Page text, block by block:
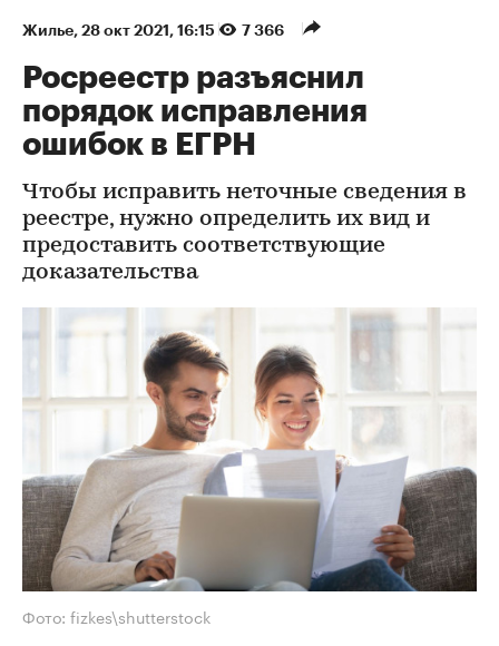
Жилье⁠, 28 окт 2021, 16:15 7 366
Росреестр разъяснил
порядок исправления
ошибок в ЕГРН
Чтобы исправить неточные сведения в
реестре, нужно определить их вид и
предоставить соответствующие
доказательства
Фото: fizkes\shutterstock